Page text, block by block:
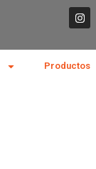
I
n
s
a
g
Productos